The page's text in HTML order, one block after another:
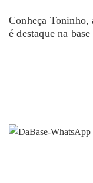
Conheça Toninho,
é destaque na